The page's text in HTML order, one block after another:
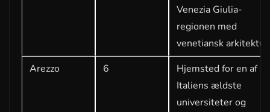
Venezia Giulia-
regionen med
venetiansk arkitektur.
Arezzo
6
Hjemsted for en af
Italiens ældste
universiteter og